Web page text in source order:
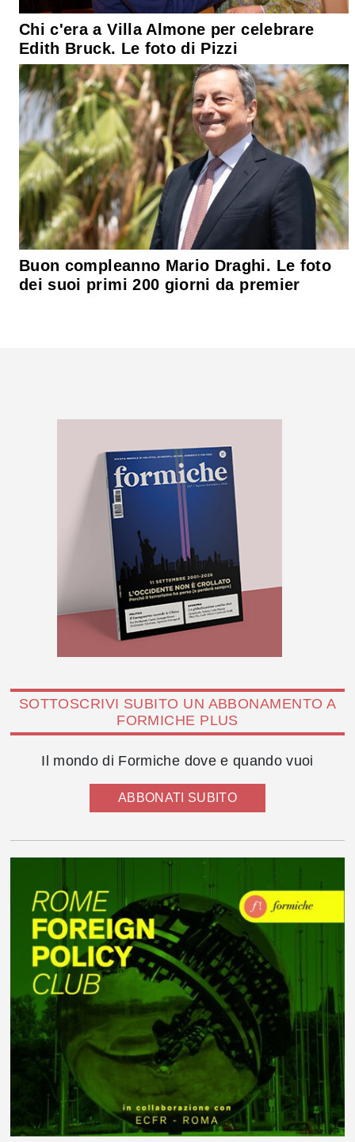
Chi c'era a Villa Almone per celebrare
Edith Bruck. Le foto di Pizzi
Buon compleanno Mario Draghi. Le foto
dei suoi primi 200 giorni da premier
SOTTOSCRIVI SUBITO UN ABBONAMENTO A
FORMICHE PLUS
Il mondo di Formiche dove e quando vuoi
ABBONATI SUBITO